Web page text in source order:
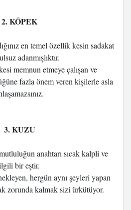
2. KÖPEK
en temel özellik kesin sadakat
adanmışlıktır.
memnun etmeye çalışan ve
fazla önem veren kişilerle asla
3. KUZU
anahtarı sıcak kalpli ve
bir eştir.
hergün aynı şeyleri yapan
zorunda kalmak sizi ürkütüyor.